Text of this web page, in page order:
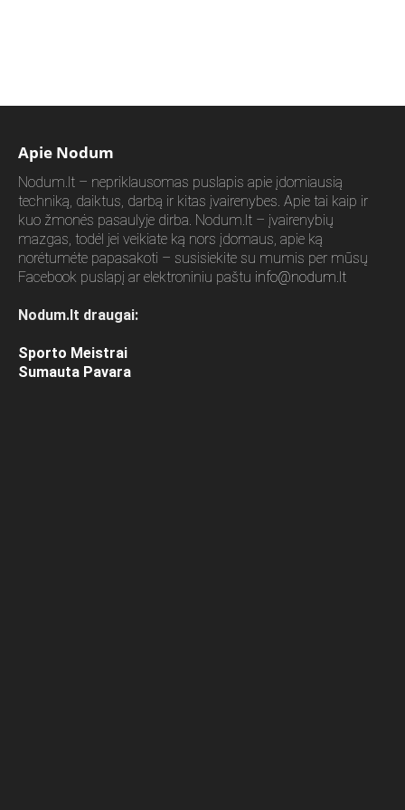
Apie Nodum
Nodum.lt – nepriklausomas puslapis apie įdomiausią
techniką, daiktus, darbą ir kitas įvairenybes. Apie tai kaip ir
kuo žmonės pasaulyje dirba. Nodum.lt – įvairenybių
mazgas, todėl jei veikiate ką nors įdomaus, apie ką
norėtumėte papasakoti – susisiekite su mumis per mūsų
Facebook puslapį ar elektroniniu paštu info@nodum.lt
Nodum.lt draugai:
Sporto Meistrai
Sumauta Pavara